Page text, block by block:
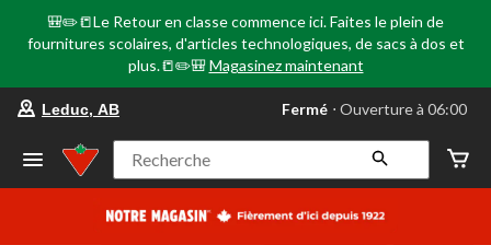
🎒✏️📒Le Retour en classe commence ici. Faites le plein de
fournitures scolaires, d'articles technologiques, de sacs à dos et
plus.📒✏️🎒 Magasinez maintenant
votre
préféré
Leduc,
AB,
courament
Leduc, AB Fermé ⋅ Ouverture à 06:00
Recherche